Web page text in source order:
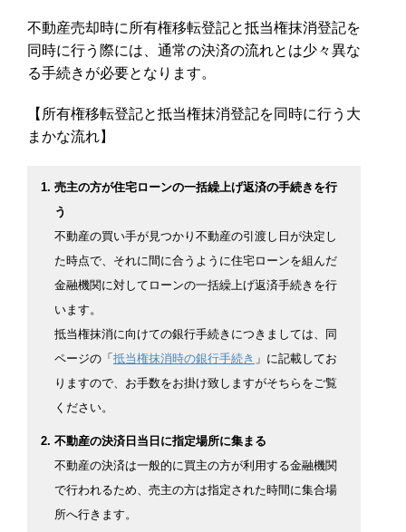
不動産売却時に所有権移転登記と抵当権抹消登記を
同時に行う際には、通常の決済の流れとは少々異な
る手続きが必要となります。
【所有権移転登記と抵当権抹消登記を同時に行う大
まかな流れ】
売主の方が住宅ローンの一括繰上げ返済の手続きを行
う
不動産の買い手が見つかり不動産の引渡し日が決定し
た時点で、それに間に合うように住宅ローンを組んだ
金融機関に対してローンの一括繰上げ返済手続きを行
います。
抵当権抹消に向けての銀行手続きにつきましては、同
ページの「抵当権抹消時の銀行手続き 」に記載してお
りますので、お手数をお掛け致しますがそちらをご覧
ください。
不動産の決済日当日に指定場所に集まる
不動産の決済は一般的に買主の方が利用する金融機関
で行われるため、売主の方は指定された時間に集合場
所へ行きます。